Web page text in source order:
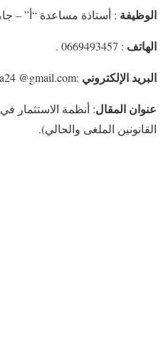
الوظيفة : أستاذة مساعدة “أ” –
الهاتف : 0669493457 .
البريد الإلكتروني :bubumama24 @gmail.com
عنوان المقال: أنظمة الاستثمار
القانونين الملغى والحالي).